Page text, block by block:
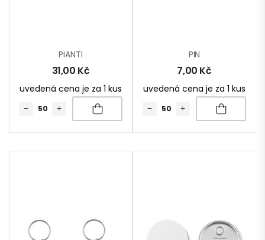
PIANTI
31,00 Kč
uvedená cena je za 1 kus
PIN
7,00 Kč
uvedená cena je za 1 kus